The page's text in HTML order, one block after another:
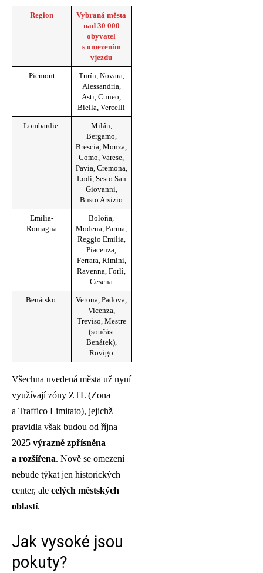
Region
Vybraná města
nad 30 000
obyvatel
s omezením
vjezdu
Piemont
Turín, Novara,
Alessandria,
Asti, Cuneo,
Biella, Vercelli
Lombardie
Milán,
Bergamo,
Brescia, Monza,
Como, Varese,
Pavia, Cremona,
Lodi, Sesto San
Giovanni,
Busto Arsizio
Emilia-
Romagna
Boloňa,
Modena, Parma,
Reggio Emilia,
Piacenza,
Ferrara, Rimini,
Ravenna, Forlì,
Cesena
Benátsko
Verona, Padova,
Vicenza,
Treviso, Mestre
(součást
Benátek),
Rovigo
Všechna uvedená města už nyní
využívají zóny ZTL (Zona
a Traffico Limitato), jejichž
pravidla však budou od října
2025 výrazně zpřísněna
a rozšířena. Nově se omezení
nebude týkat jen historických
center, ale celých městských
oblastí.
Jak vysoké jsou
pokuty?